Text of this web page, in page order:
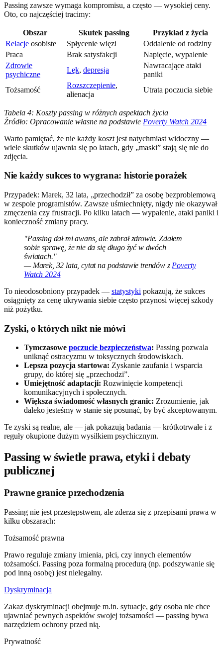
Passing zawsze wymaga kompromisu, a często — wysokiej ceny.
Oto, co najczęściej tracimy:
Obszar Skutek passing
Przykład z życia
Relacje osobiste Spłycenie więzi
Oddalenie od rodziny
Praca
Brak satysfakcji
Napięcie, wypalenie
Zdrowie
psychiczne
Lęk, depresja
Nawracające ataki
paniki
Tożsamość
Rozszczepienie,
alienacja
Utrata poczucia siebie
Tabela 4: Koszty passing w różnych aspektach życia
Źródło: Opracowanie własne na podstawie Poverty Watch 2024
Warto pamiętać, że nie każdy koszt jest natychmiast widoczny —
wiele skutków ujawnia się po latach, gdy „maski” stają się nie do
zdjęcia.
Nie każdy sukces to wygrana: historie porażek
Przypadek: Marek, 32 lata, „przechodził” za osobę bezproblemową
w zespole programistów. Zawsze uśmiechnięty, nigdy nie okazywał
zmęczenia czy frustracji. Po kilku latach — wypalenie, ataki paniki i
konieczność zmiany pracy.
"Passing dał mi awans, ale zabrał zdrowie. Zdałem
sobie sprawę, że nie da się długo żyć w dwóch
światach."
— Marek, 32 lata, cytat na podstawie trendów z Poverty
Watch 2024
To nieodosobniony przypadek — statystyki pokazują, że sukces
osiągnięty za cenę ukrywania siebie często przynosi więcej szkody
niż pożytku.
Zyski, o których nikt nie mówi
Tymczasowe poczucie bezpieczeństwa: Passing pozwala
uniknąć ostracyzmu w toksycznych środowiskach.
Lepsza pozycja startowa: Zyskanie zaufania i wsparcia
grupy, do której się „przechodzi”.
Umiejętność adaptacji: Rozwinięcie kompetencji
komunikacyjnych i społecznych.
Większa świadomość własnych granic: Zrozumienie, jak
daleko jesteśmy w stanie się posunąć, by być akceptowanym.
Te zyski są realne, ale — jak pokazują badania — krótkotrwałe i z
reguły okupione dużym wysiłkiem psychicznym.
Passing w świetle prawa, etyki i debaty
publicznej
Prawne granice przechodzenia
Passing nie jest przestępstwem, ale zderza się z przepisami prawa w
kilku obszarach:
Tożsamość prawna
Prawo reguluje zmiany imienia, płci, czy innych elementów
tożsamości. Passing poza formalną procedurą (np. podszywanie się
pod inną osobę) jest nielegalny.
Dyskryminacja
Zakaz dyskryminacji obejmuje m.in. sytuacje, gdy osoba nie chce
ujawniać pewnych aspektów swojej tożsamości — passing bywa
narzędziem ochrony przed nią.
Prywatność